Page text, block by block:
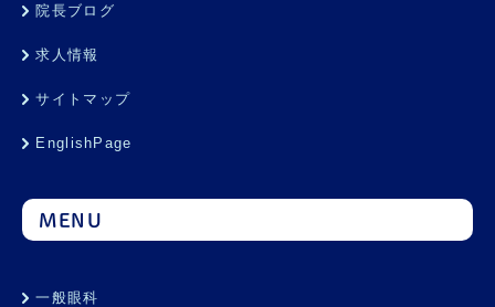
院長ブログ
求人情報
サイトマップ
EnglishPage
MENU
一般眼科